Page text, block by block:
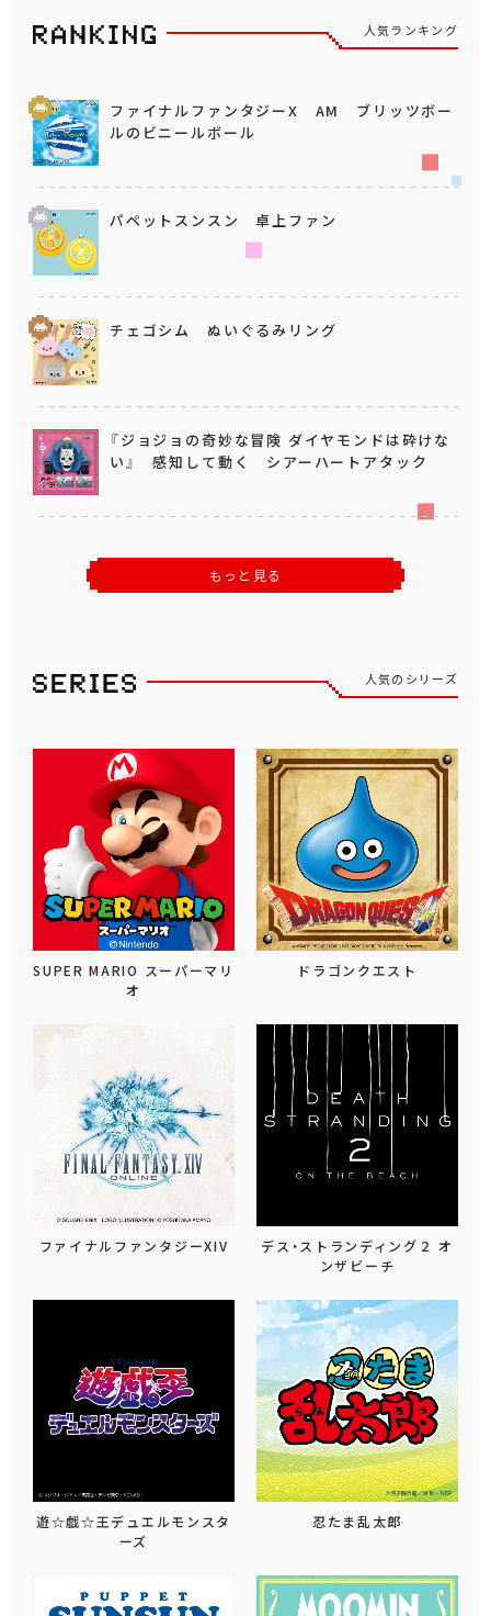
人気ランキング
ファイナルファンタジーX AM ブリッツボー
ルのビニールボール
パペットスンスン 卓上ファン
チェゴシム ぬいぐるみリング
『ジョジョの奇妙な冒険 ダイヤモンドは砕けな
い』 感知して動く シアーハートアタック
もっと見る
人気のシリーズ
SUPER MARIO スーパーマリ
オ
ドラゴンクエスト
ファイナルファンタジーXIV
デス・ストランディング２ オ
ンザビーチ
遊☆戯☆王デュエルモンスタ
ーズ
忍たま乱太郎